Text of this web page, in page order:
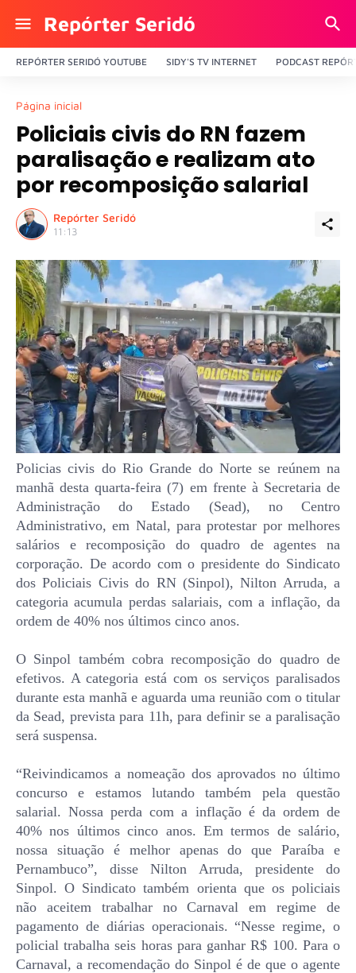
Repórter Seridó
REPÓRTER SERIDÓ YOUTUBE SIDY'S TV INTERNET PODCAST
Página inicial
Policiais civis do RN fazem
paralisação e realizam ato
por recomposição salarial
Repórter Seridó
11:13
Policias civis do Rio Grande do Norte se reúnem na
manhã desta quarta-feira (7) em frente à Secretaria de
Administração do Estado (Sead), no Centro
Administrativo, em Natal, para protestar por melhores
salários e recomposição do quadro de agentes na
corporação. De acordo com o presidente do Sindicato
dos Policiais Civis do RN (Sinpol), Nilton Arruda, a
categoria acumula perdas salariais, com a inflação, da
ordem de 40% nos últimos cinco anos.
O Sinpol também cobra recomposição do quadro de
efetivos. A categoria está com os serviços paralisados
durante esta manhã e aguarda uma reunião com o titular
da Sead, prevista para 11h, para definir se a paralisação
será suspensa.
“Reivindicamos a nomeação dos aprovados no último
concurso e estamos lutando também pela questão
salarial. Nossa perda com a inflação é da ordem de
40% nos últimos cinco anos. Em termos de salário,
nossa situação é melhor apenas do que Paraíba e
Pernambuco”, disse Nilton Arruda, presidente do
Sinpol. O Sindicato também orienta que os policiais
não aceitem trabalhar no Carnaval em regime de
pagamento de diárias operacionais. “Nesse regime, o
policial trabalha seis horas para ganhar R$ 100. Para o
Carnaval, a recomendação do Sinpol é de que o agente